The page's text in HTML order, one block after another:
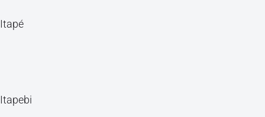
Itapé
Itapebi